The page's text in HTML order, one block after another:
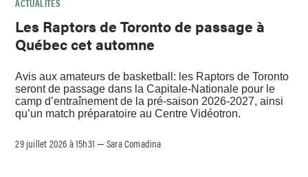
ACTUALITÉS
Les Raptors de Toronto de passage à
Québec cet automne
Avis aux amateurs de basketball: les Raptors de Toronto
seront de passage dans la Capitale-Nationale pour le
camp d’entraînement de la pré-saison 2026-2027, ainsi
qu’un match préparatoire au Centre Vidéotron.
29 juillet 2026 à 15h31 –Sara Comadina